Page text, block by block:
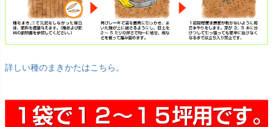
詳しい種のまきかたはこちら。